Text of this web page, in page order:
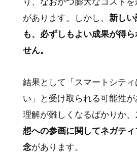
り、なおかつ膨大なコスト
があります。しかし、 新しい
も、必ずしもよい成果が得
せん。
結果として「スマートシテ
い」と受け取られる可能性
理解が難しくなるばかりか、
想への参画に関してネガテ
念があります。